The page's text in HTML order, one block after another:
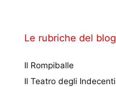
Le rubriche del blog
Il Rompiballe
Il Teatro degli Indecenti